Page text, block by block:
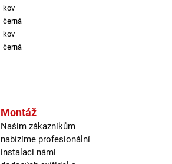
kov
černá
kov
černá
Montáž
Našim zákazníkům
nabízíme profesionální
instalaci námi